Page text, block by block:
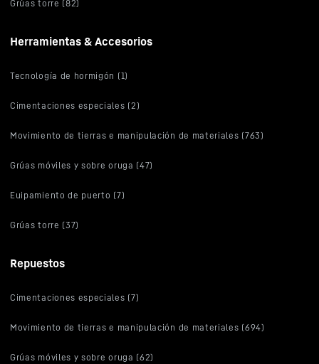
Grúas torre (82)
Herramientas & Accesorios
Tecnología de hormigón (1)
Cimentaciones especiales (2)
Movimiento de tierras e manipulación de materiales (763)
Grúas móviles y sobre oruga (47)
Euipamiento de puerto (7)
Grúas torre (37)
Repuestos
Cimentaciones especiales (7)
Movimiento de tierras e manipulación de materiales (694)
Grúas móviles y sobre oruga (62)